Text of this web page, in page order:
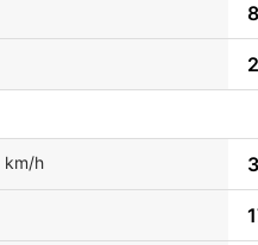
8
km/h